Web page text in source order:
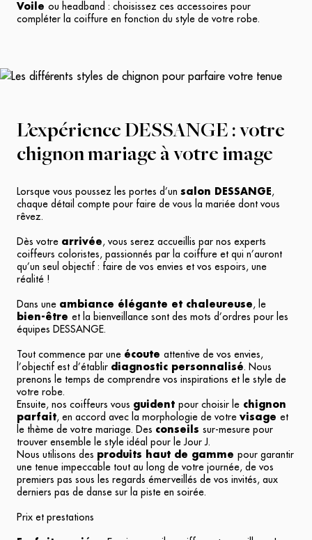
Voile ou headband : choisissez ces accessoires pour
compléter la coiffure en fonction du style de votre robe.
L’expérience DESSANGE : votre
chignon mariage à votre image
Lorsque vous poussez les portes d’un salon DESSANGE ,
chaque détail compte pour faire de vous la mariée dont vous
rêvez.
Dès votre arrivée , vous serez accueillis par nos experts
coiffeurs coloristes, passionnés par la coiffure et qui n’auront
qu’un seul objectif : faire de vos envies et vos espoirs, une
réalité !
Dans une ambiance élégante et chaleureuse , le
bien-être et la bienveillance sont des mots d’ordres pour les
équipes DESSANGE.
Tout commence par une écoute attentive de vos envies,
l’objectif est d’établir diagnostic personnalisé. Nous
prenons le temps de comprendre vos inspirations et le style de
votre robe.
Ensuite, nos coiffeurs vous guident pour choisir le chignon
parfait, en accord avec la morphologie de votre visage et
le thème de votre mariage. Des conseils sur-mesure pour
trouver ensemble le style idéal pour le Jour J.
Nous utilisons des produits haut de gamme pour garantir
une tenue impeccable tout au long de votre journée, de vos
premiers pas sous les regards émerveillés de vos invités, aux
derniers pas de danse sur la piste en soirée.
Prix et prestations